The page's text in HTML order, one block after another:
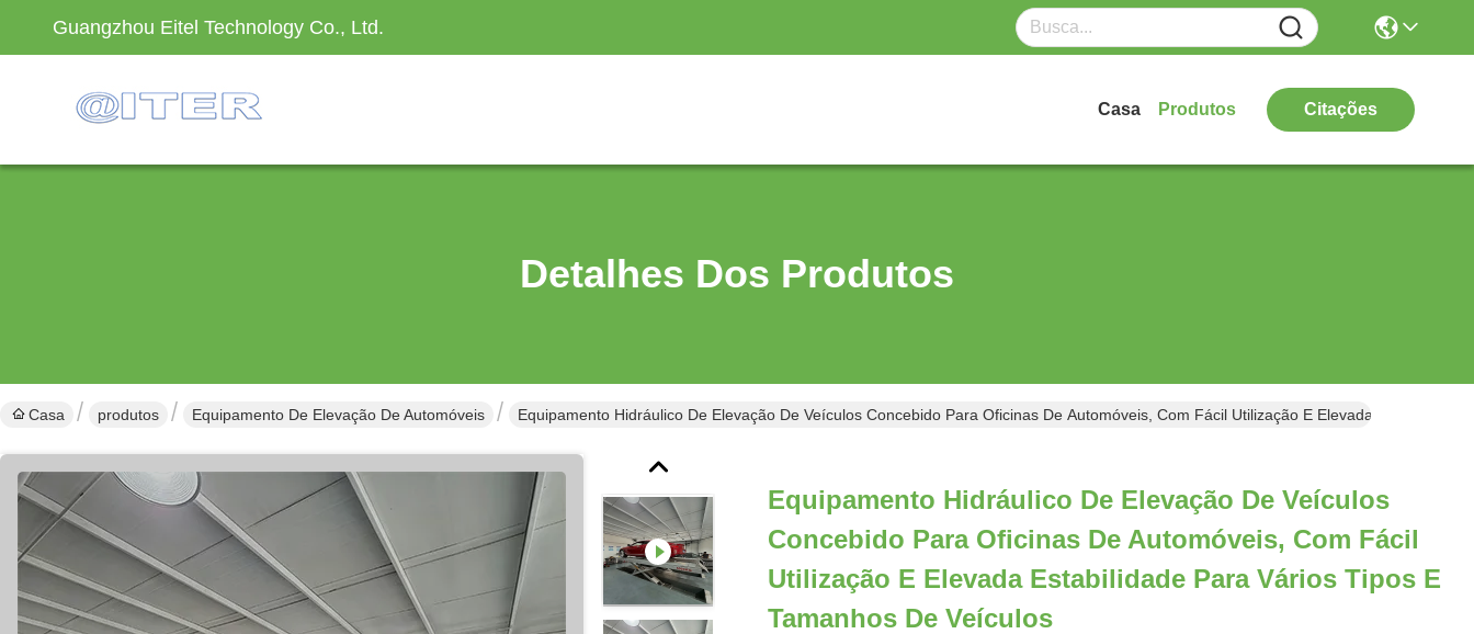
Guangzhou Eitel Technology Co., Ltd.
Casa Produtos Citações
Detalhes Dos Produtos
Casa produtos Equipamento De Elevação De Automóveis Equipamento Hidráulico De Elevação De Veículos Concebido Para Oficinas De Automóveis, Com Fácil Utilização E Elevada Estabilidade
Equipamento Hidráulico De Elevação De Veículos
Concebido Para Oficinas De Automóveis, Com Fácil
Utilização E Elevada Estabilidade Para Vários Tipos E
Tamanhos De Veículos